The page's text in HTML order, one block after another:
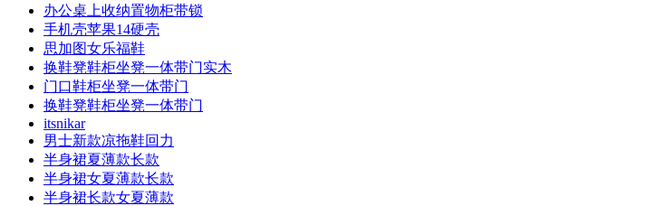
办公桌上收纳置物柜带锁
手机壳苹果14硬壳
思加图女乐福鞋
换鞋凳鞋柜坐凳一体带门实木
门口鞋柜坐凳一体带门
换鞋凳鞋柜坐凳一体带门
itsnikar
男士新款凉拖鞋回力
半身裙夏薄款长款
半身裙女夏薄款长款
半身裙长款女夏薄款